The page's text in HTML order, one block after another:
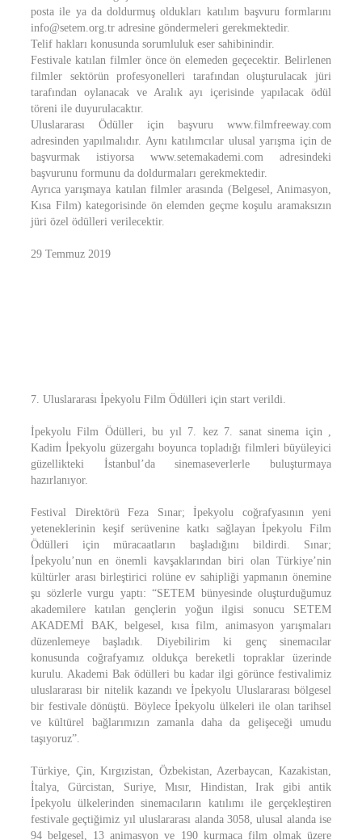
posta ile ya da doldurmuş oldukları katılım başvuru formlarını
info@setem.org.tr adresine göndermeleri gerekmektedir.
Telif hakları konusunda sorumluluk eser sahibinindir.
Festivale katılan filmler önce ön elemeden geçecektir. Belirlenen
filmler sektörün profesyonelleri tarafından oluşturulacak jüri
tarafından oylanacak ve Aralık ayı içerisinde yapılacak ödül
töreni ile duyurulacaktır.
Uluslararası Ödüller için başvuru www.filmfreeway.com
adresinden yapılmalıdır. Aynı katılımcılar ulusal yarışma için de
başvurmak istiyorsa www.setemakademi.com adresindeki
başvurunu formunu da doldurmaları gerekmektedir.
Ayrıca yarışmaya katılan filmler arasında (Belgesel, Animasyon,
Kısa Film) kategorisinde ön elemden geçme koşulu aramaksızın
jüri özel ödülleri verilecektir.
29 Temmuz 2019
7. Uluslararası İpekyolu Film Ödülleri için start verildi.
İpekyolu Film Ödülleri, bu yıl 7. kez 7. sanat sinema için ,
Kadim İpekyolu güzergahı boyunca topladığı filmleri büyüleyici
güzellikteki İstanbul’da sinemaseverlerle buluşturmaya
hazırlanıyor.
Festival Direktörü Feza Sınar; İpekyolu coğrafyasının yeni
yeteneklerinin keşif serüvenine katkı sağlayan İpekyolu Film
Ödülleri için müracaatların başladığını bildirdi. Sınar;
İpekyolu’nun en önemli kavşaklarından biri olan Türkiye’nin
kültürler arası birleştirici rolüne ev sahipliği yapmanın önemine
şu sözlerle vurgu yaptı: “SETEM bünyesinde oluşturduğumuz
akademilere katılan gençlerin yoğun ilgisi sonucu SETEM
AKADEMİ BAK, belgesel, kısa film, animasyon yarışmaları
düzenlemeye başladık. Diyebilirim ki genç sinemacılar
konusunda coğrafyamız oldukça bereketli topraklar üzerinde
kurulu. Akademi Bak ödülleri bu kadar ilgi görünce festivalimiz
uluslararası bir nitelik kazandı ve İpekyolu Uluslararası bölgesel
bir festivale dönüştü. Böylece İpekyolu ülkeleri ile olan tarihsel
ve kültürel bağlarımızın zamanla daha da gelişeceği umudu
taşıyoruz”.
Türkiye, Çin, Kırgızistan, Özbekistan, Azerbaycan, Kazakistan,
İtalya, Gürcistan, Suriye, Mısır, Hindistan, Irak gibi antik
İpekyolu ülkelerinden sinemacıların katılımı ile gerçekleştiren
festivale geçtiğimiz yıl uluslararası alanda 3058, ulusal alanda ise
94 belgesel, 13 animasyon ve 190 kurmaca film olmak üzere